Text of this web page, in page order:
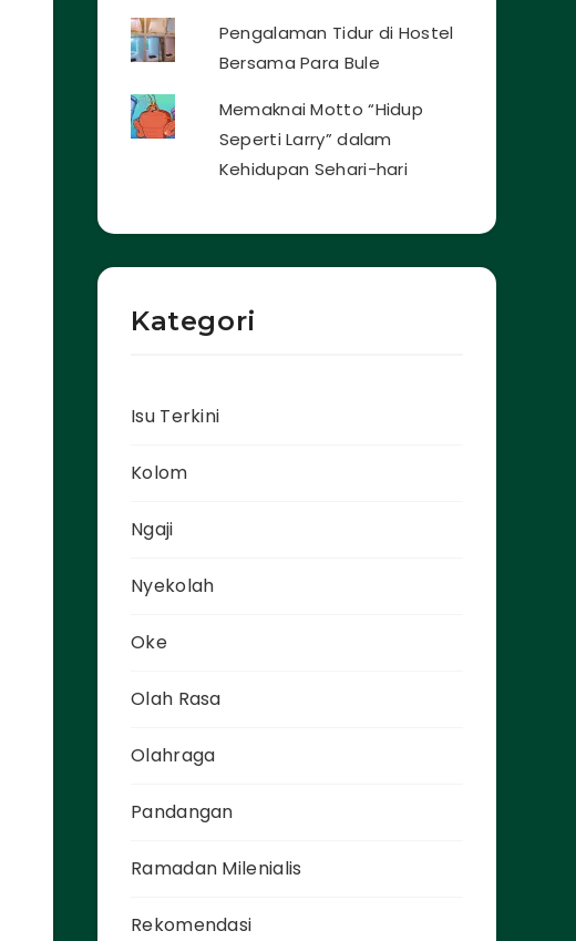
Pengalaman Tidur di Hostel
Bersama Para Bule
Memaknai Motto “Hidup
Seperti Larry” dalam
Kehidupan Sehari-hari
Kategori
Isu Terkini
Kolom
Ngaji
Nyekolah
Oke
Olah Rasa
Olahraga
Pandangan
Ramadan Milenialis
Rekomendasi